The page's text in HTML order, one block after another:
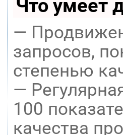
Что умеет
—
запросов,
степенью
—
100
качества